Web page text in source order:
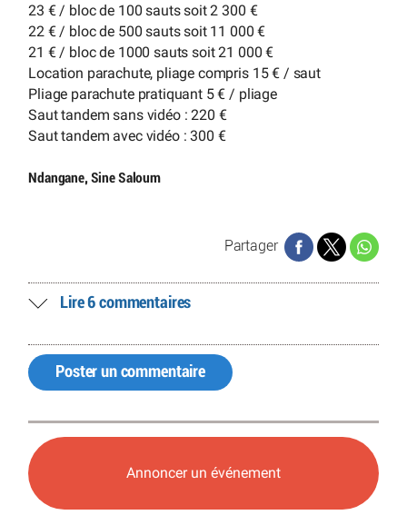
23 € / bloc de 100 sauts soit 2 300 €
22 € / bloc de 500 sauts soit 11 000 €
21 € / bloc de 1000 sauts soit 21 000 €
Location parachute, pliage compris 15 € / saut
Pliage parachute pratiquant 5 € / pliage
Saut tandem sans vidéo : 220 €
Saut tandem avec vidéo : 300 €
Ndangane, Sine Saloum
Partager
Lire 6 commentaires
Poster un commentaire
Annoncer un événement